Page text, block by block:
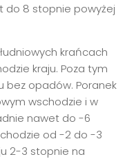
do 8 stopnie powyżej
krańcach
kraju. Poza tym
bez opadów. Poranek
wschodzie i w
nawet do -6
od -2 do -3
2-3 stopnie na